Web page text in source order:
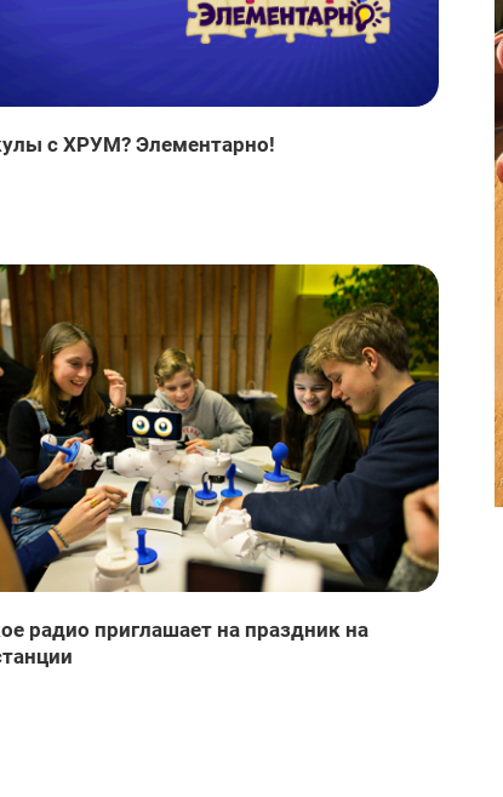
с ХРУМ? Элементарно!
радио приглашает на праздник на